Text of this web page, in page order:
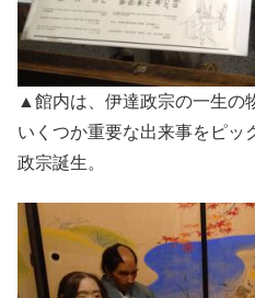
▲館内は、伊達政宗の一生の
いくつか重要な出来事をピッ
政宗誕生。